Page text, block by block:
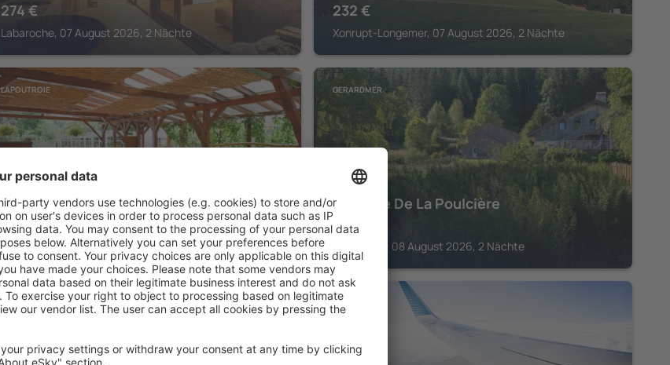
274 €
Labaroche, 07 August 2026, 2 Nächte
232 €
Xonrupt-Longemer, 07 August 2026, 2 Nächte
LAPOUTROIE
Logis Hotel Restaurant Le Faudé
241€
Lapoutroie, 07 August 2026, 2 Nächte
GERARDMER
Auberge De La Poulcière
532
Gerardmer, 08 August 2026, 2 Nächte
MUNSTER MUNSTER